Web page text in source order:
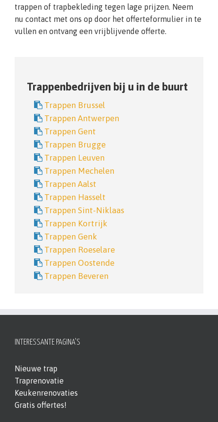
trappen of trapbekleding tegen lage prijzen. Neem
nu contact met ons op door het offerteformulier in te
vullen en ontvang een vrijblijvende offerte.
Trappenbedrijven bij u in de buurt
Trappen Brussel
Trappen Antwerpen
Trappen Gent
Trappen Brugge
Trappen Leuven
Trappen Mechelen
Trappen Aalst
Trappen Hasselt
Trappen Sint-Niklaas
Trappen Kortrijk
Trappen Genk
Trappen Roeselare
Trappen Oostende
Trappen Beveren
INTERESSANTE PAGINA’S
Nieuwe trap
Traprenovatie
Keukenrenovaties
Gratis offertes!